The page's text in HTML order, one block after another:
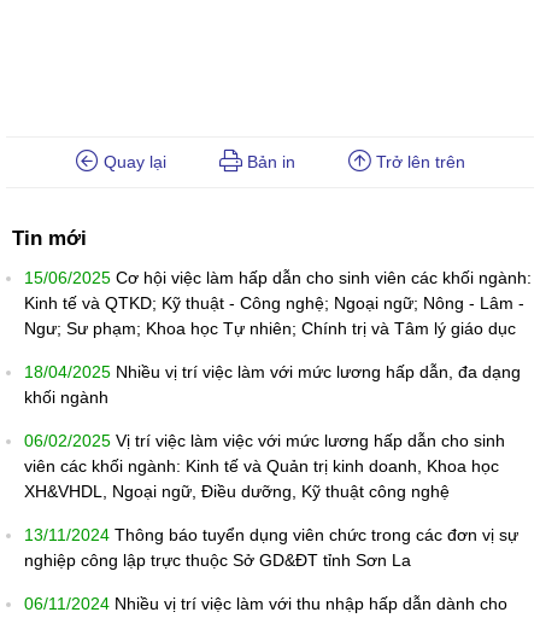
Quay lại Bản in Trở lên trên
Tin mới
15/06/2025 Cơ hội việc làm hấp dẫn cho sinh viên các khối ngành:
Kinh tế và QTKD; Kỹ thuật - Công nghệ; Ngoại ngữ; Nông - Lâm -
Ngư; Sư phạm; Khoa học Tự nhiên; Chính trị và Tâm lý giáo dục
18/04/2025 Nhiều vị trí việc làm với mức lương hấp dẫn, đa dạng
khối ngành
06/02/2025 Vị trí việc làm việc với mức lương hấp dẫn cho sinh
viên các khối ngành: Kinh tế và Quản trị kinh doanh, Khoa học
XH&VHDL, Ngoại ngữ, Điều dưỡng, Kỹ thuật công nghệ
13/11/2024 Thông báo tuyển dụng viên chức trong các đơn vị sự
nghiệp công lập trực thuộc Sở GD&ĐT tỉnh Sơn La
06/11/2024 Nhiều vị trí việc làm với thu nhập hấp dẫn dành cho